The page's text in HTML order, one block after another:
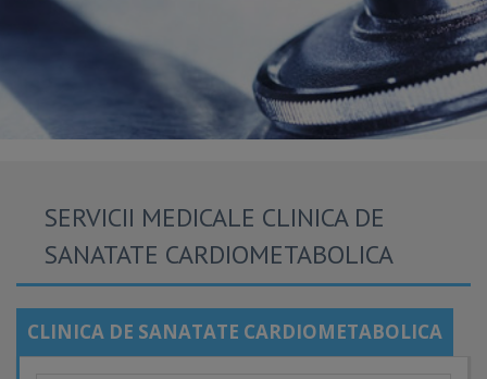
SERVICII MEDICALE CLINICA DE
SANATATE CARDIOMETABOLICA
CLINICA DE SANATATE CARDIOMETABOLICA